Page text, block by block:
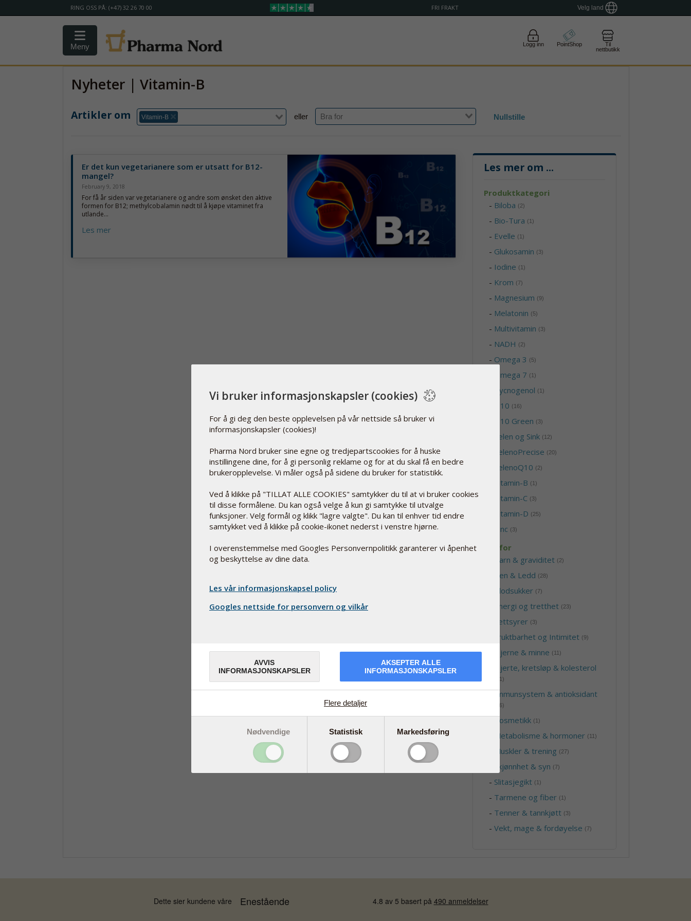
RING OSS PÅ: (+47) 32 26 70 00 FRI FRAKT Velg land
Meny Logg inn PointShop
Til
nettbutikk
Nyheter | Vitamin-B
Artikler om Vitamin-B eller Nullstille
Er det kun vegetarianere som er utsatt for B12-
mangel?
February 9, 2018
For få år siden var vegetarianere og andre som ønsket den aktive
formen for B12; methylcobalamin nødt til å kjøpe vitaminet fra
utlande...
Les mer
Les mer om ...
Produktkategori
- Biloba (2)
- Bio-Tura (1)
- Evelle (1)
- Glukosamin (3)
- Iodine (1)
- Krom (7)
- Magnesium (9)
- Melatonin (5)
- Multivitamin (3)
- NADH (2)
- Omega 3 (5)
Omega 7 (1)
Pycnogenol (1)
Q10 (16)
Q10 Green (3)
Selen og Sink (12)
SelenoPrecise (20)
SelenoQ10 (2)
Vitamin-B (1)
Vitamin-C (3)
Vitamin-D (25)
Zinc (3)
Bra for
Barn & graviditet (2)
Ben & Ledd (28)
Blodsukker (7)
Energi og tretthet (23)
Fettsyrer (3)
Fruktbarhet og Intimitet (9)
Hjerne & minne (11)
Hjerte, kretsløp & kolesterol
(21)
-Immunsystem & antioksidant
(46)
Kosmetikk (1)
Metabolisme & hormoner (11)
Muskler & trening (27)
Skjønnhet & syn (7)
- Slitasjegikt (1)
- Tarmene og fiber (1)
- Tenner & tannkjøtt (3)
-Vekt, mage & fordøyelse (7)
Vi bruker informasjonskapsler (cookies)
For å gi deg den beste opplevelsen på vår nettside så bruker vi
informasjonskapsler (cookies)!
Pharma Nord bruker sine egne og tredjepartscookies for å huske
instillingene dine, for å gi personlig reklame og for at du skal få en bedre
brukeropplevelse. Vi måler også på sidene du bruker for statistikk.
Ved å klikke på "TILLAT ALLE COOKIES" samtykker du til at vi bruker cookies
til disse formålene. Du kan også velge å kun gi samtykke til utvalge
funksjoner. Velg formål og klikk "lagre valgte". Du kan til enhver tid endre
samtykket ved å klikke på cookie-ikonet nederst i venstre hjørne.
I overenstemmelse med Googles Personvernpolitikk garanterer vi åpenhet
og beskyttelse av dine data.
Les vår informasjonskapsel policy
Googles nettside for personvern og vilkår
AVVIS
INFORMASJONSKAPSLER
AKSEPTER ALLE
INFORMASJONSKAPSLER
Flere detaljer
Nødvendige Statistisk Markedsføring